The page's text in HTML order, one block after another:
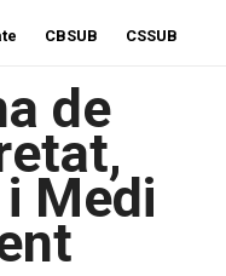
CBSUB CSSUB
de
Medi